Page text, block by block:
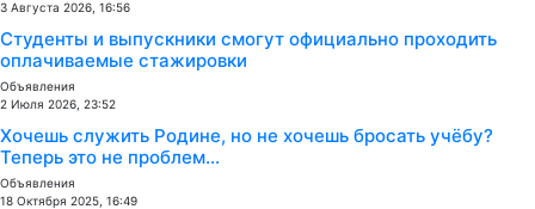
3 Августа 2026, 16:56
Студенты и выпускники смогут официально проходить
оплачиваемые стажировки
Объявления
2 Июля 2026, 23:52
Хочешь служить Родине, но не хочешь бросать учёбу?
Теперь это не проблем...
Объявления
18 Октября 2025, 16:49